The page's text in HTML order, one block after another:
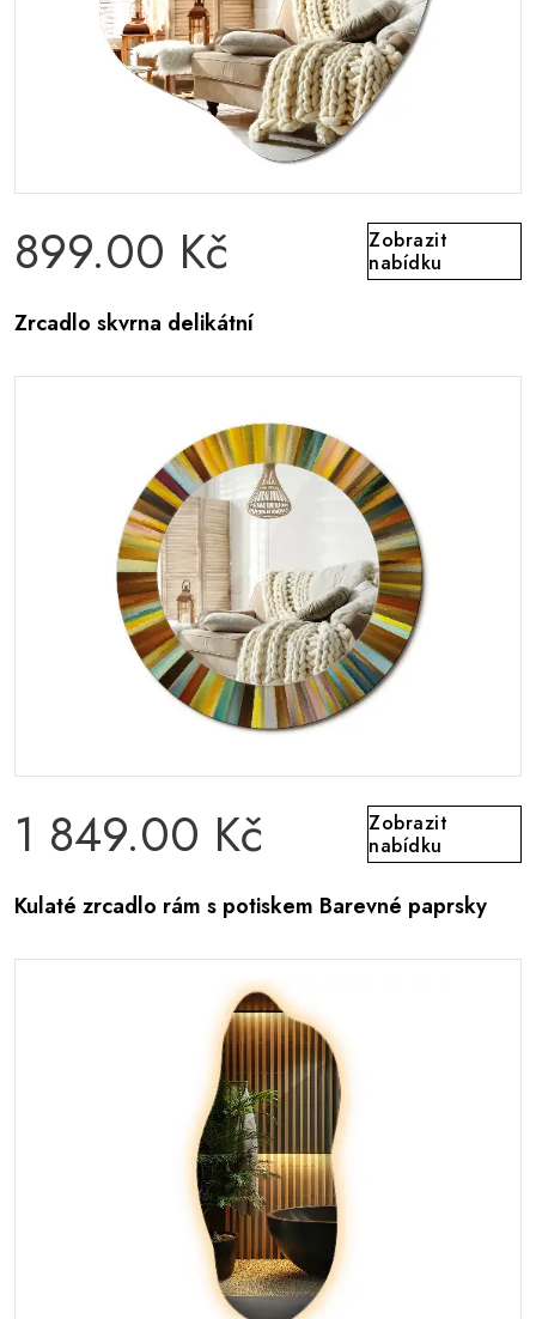
899.00 Kč
Zobrazit
nabídku
Zrcadlo skvrna delikátní
1 849.00 Kč
Zobrazit
nabídku
Kulaté zrcadlo rám s potiskem Barevné paprsky